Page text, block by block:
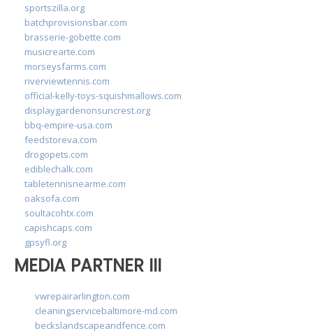
sportszilla.org
batchprovisionsbar.com
brasserie-gobette.com
musicrearte.com
morseysfarms.com
riverviewtennis.com
official-kelly-toys-squishmallows.com
displaygardenonsuncrest.org
bbq-empire-usa.com
feedstoreva.com
drogopets.com
ediblechalk.com
tabletennisnearme.com
oaksofa.com
soultacohtx.com
capishcaps.com
gpsyfl.org
MEDIA PARTNER III
vwrepairarlington.com
cleaningservicebaltimore-md.com
beckslandscapeandfence.com